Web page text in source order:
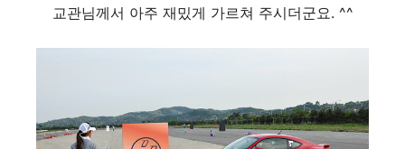
교관님께서 아주 재밌게 가르쳐 주시더군요. ^^